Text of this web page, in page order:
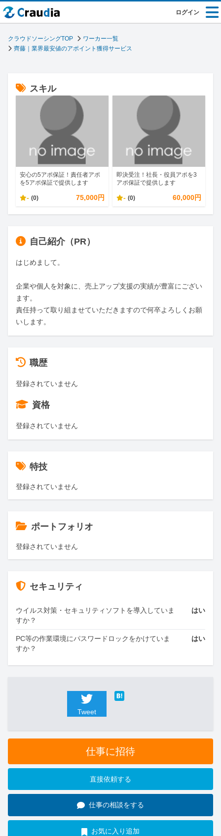
ログイン
クラウドソーシングTOP
ワーカー一覧
齊藤｜業界最安値のアポイント獲得サービス
スキル
安心の5アポ保証！責任者アポ
を5アポ保証で提供します
- (0) 75,000円
即決受注！社長・役員アポを3
アポ保証で提供します
- (0) 60,000円
自己紹介（PR）
はじめまして。
企業や個人を対象に、売上アップ支援の実績が豊富にござい
ます。
責任持って取り組ませていただきますので何卒よろしくお願
いします。
職歴
登録されていません
資格
登録されていません
特技
登録されていません
ポートフォリオ
登録されていません
セキュリティ
ウイルス対策・セキュリティソフトを導入していま
すか？
はい
PC等の作業環境にパスワードロックをかけていま
すか？
はい
Tweet
仕事に招待
直接依頼する
仕事の相談をする
お気に入り追加